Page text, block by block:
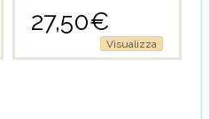
27,50€
Visualizza